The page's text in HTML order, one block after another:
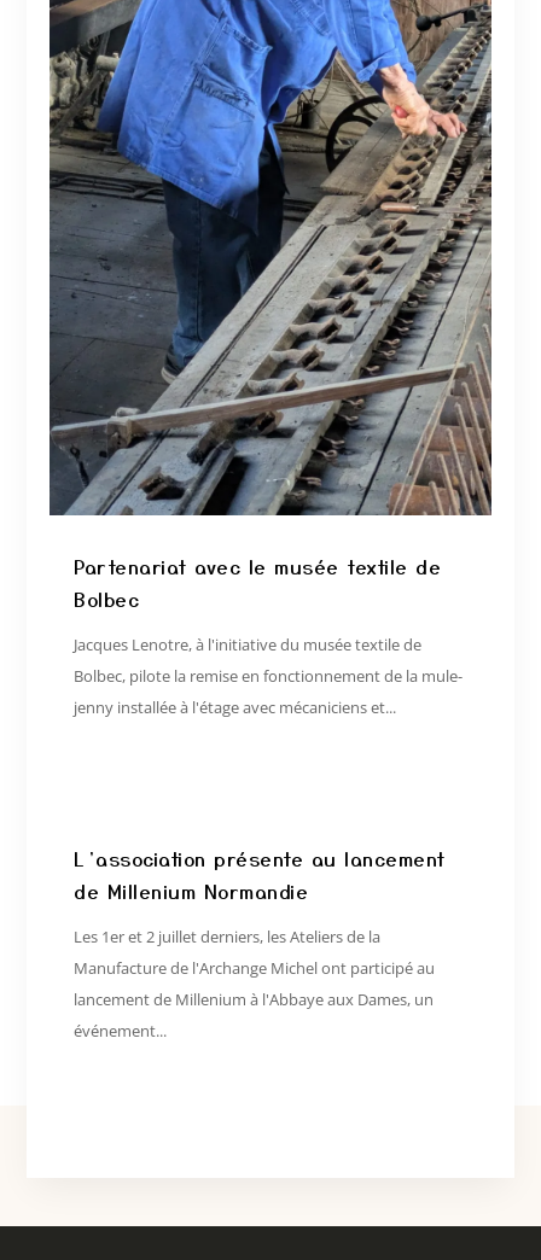
Partenariat avec le musée textile de
Bolbec
Jacques Lenotre, à l'initiative du musée textile de
Bolbec, pilote la remise en fonctionnement de la mule-
jenny installée à l'étage avec mécaniciens et...
L’association présente au lancement
de Millenium Normandie
Les 1er et 2 juillet derniers, les Ateliers de la
Manufacture de l'Archange Michel ont participé au
lancement de Millenium à l'Abbaye aux Dames, un
événement...